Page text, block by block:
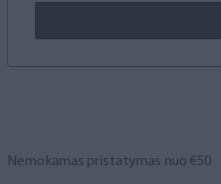
Nemokamas pristatymas nuo €50